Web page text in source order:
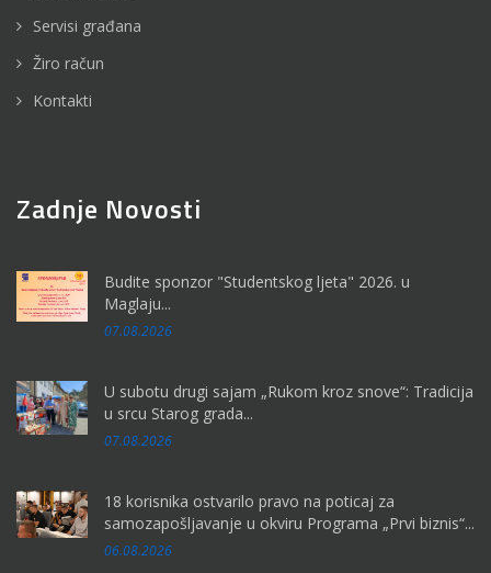
Servisi građana
Žiro račun
Kontakti
Zadnje Novosti
Budite sponzor "Studentskog ljeta" 2026. u
Maglaju...
07.08.2026
U subotu drugi sajam „Rukom kroz snove“: Tradicija
u srcu Starog grada...
07.08.2026
18 korisnika ostvarilo pravo na poticaj za
samozapošljavanje u okviru Programa „Prvi biznis“...
06.08.2026